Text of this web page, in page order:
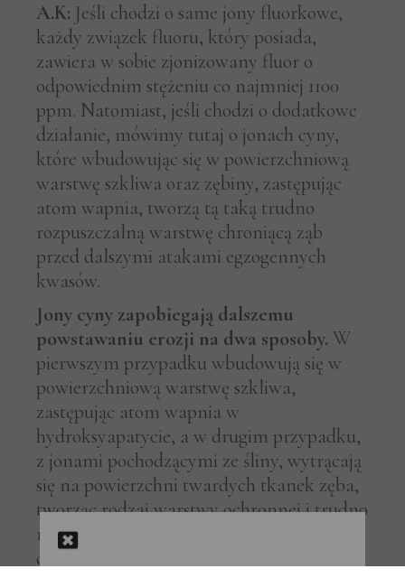
A.K: Jeśli chodzi o same jony fluorkowe,
każdy związek fluoru, który posiada,
zawiera w sobie zjonizowany fluor o
odpowiednim stężeniu co najmniej 1100
ppm. Natomiast, jeśli chodzi o dodatkowe
działanie, mówimy tutaj o jonach cyny,
które wbudowując się w powierzchniową
warstwę szkliwa oraz zębiny, zastępując
atom wapnia, tworzą tą taką trudno
rozpuszczalną warstwę chroniącą ząb
przed dalszymi atakami egzogennych
kwasów.
Jony cyny zapobiegają dalszemu
powstawaniu erozji na dwa sposoby. W
pierwszym przypadku wbudowują się w
powierzchniową warstwę szkliwa,
zastępując atom wapnia w
hydroksyapatycie, a w drugim przypadku,
z jonami pochodzącymi ze śliny, wytrącają
się na powierzchni twardych tkanek zęba,
tworząc rodzaj warstwy ochronnej i trudno
rozpuszczalnej dla egzogennych kwasów,
co niejako - obniżając krytyczne pH